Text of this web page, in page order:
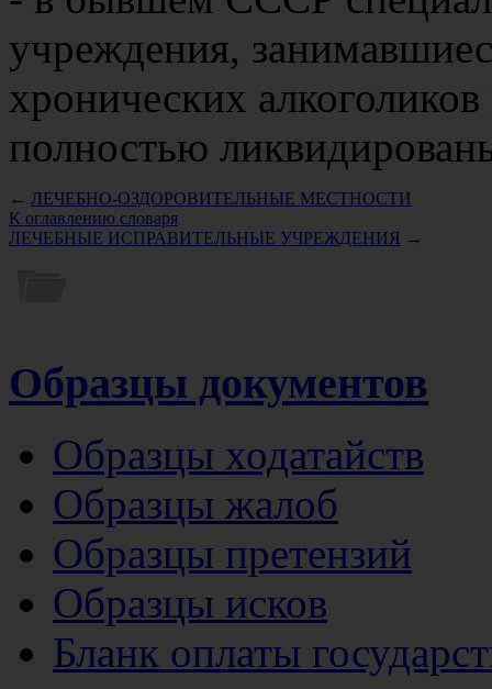
учреждения,
хронических
полностью
← ЛЕЧЕБНО-ОЗДОРОВИТЕЛЬНЫЕ МЕСТНОСТИ
К оглавлению словаря
ЛЕЧЕБНЫЕ ИСПРАВИТЕЛЬНЫЕ УЧРЕЖДЕНИЯ →
Образцы документов
Образцы ходатайств
Образцы жалоб
Образцы претензий
Образцы исков
Бланк оплаты